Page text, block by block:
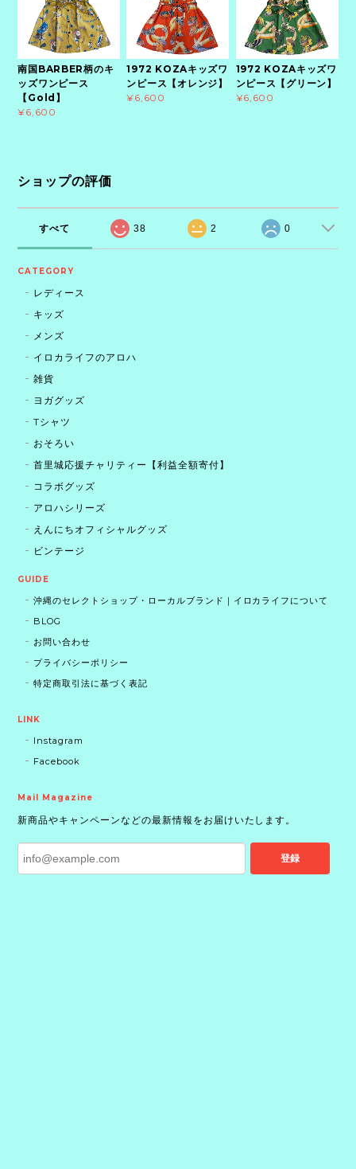
南国BARBER柄のキ
ッズワンピース
【Gold】
¥6,600
1972 KOZAキッズワ
ンピース【オレンジ】
¥6,600
1972 KOZAキッズワ
ンピース【グリーン】
¥6,600
ショップの評価
すべて 38 2 0
CATEGORY
レディース
キッズ
メンズ
イロカライフのアロハ
雑貨
ヨガグッズ
Tシャツ
おそろい
首里城応援チャリティー【利益全額寄付】
コラボグッズ
アロハシリーズ
えんにちオフィシャルグッズ
ビンテージ
GUIDE
沖縄のセレクトショップ・ローカルブランド｜イロカライフについて
BLOG
お問い合わせ
プライバシーポリシー
特定商取引法に基づく表記
LINK
Instagram
Facebook
Mail Magazine
新商品やキャンペーンなどの最新情報をお届けいたします。
登録